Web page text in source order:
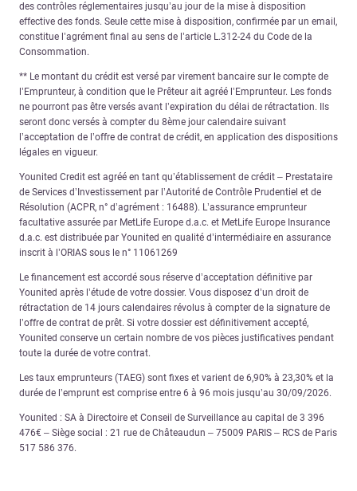
des contrôles réglementaires jusqu’au jour de la mise à disposition
effective des fonds. Seule cette mise à disposition, confirmée par un email,
constitue l’agrément final au sens de l’article L.312-24 du Code de la
Consommation.
** Le montant du crédit est versé par virement bancaire sur le compte de
l’Emprunteur, à condition que le Prêteur ait agréé l’Emprunteur. Les fonds
ne pourront pas être versés avant l’expiration du délai de rétractation. Ils
seront donc versés à compter du 8ème jour calendaire suivant
l’acceptation de l’offre de contrat de crédit, en application des dispositions
légales en vigueur.
Younited Credit est agréé en tant qu’établissement de crédit – Prestataire
de Services d’Investissement par l’Autorité de Contrôle Prudentiel et de
Résolution (ACPR, n° d’agrément : 16488). L’assurance emprunteur
facultative assurée par MetLife Europe d.a.c. et MetLife Europe Insurance
d.a.c. est distribuée par Younited en qualité d’intermédiaire en assurance
inscrit à l’ORIAS sous le n° 11061269
Le financement est accordé sous réserve d’acceptation définitive par
Younited après l’étude de votre dossier. Vous disposez d’un droit de
rétractation de 14 jours calendaires révolus à compter de la signature de
l’offre de contrat de prêt. Si votre dossier est définitivement accepté,
Younited conserve un certain nombre de vos pièces justificatives pendant
toute la durée de votre contrat.
Les taux emprunteurs (TAEG) sont fixes et varient de 6,90% à 23,30% et la
durée de l’emprunt est comprise entre 6 à 96 mois jusqu’au 30/09/2026.
Younited : SA à Directoire et Conseil de Surveillance au capital de 3 396
476€ – Siège social : 21 rue de Châteaudun – 75009 PARIS – RCS de Paris
517 586 376.